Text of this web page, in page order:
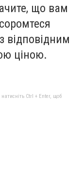
що вам
відповідним
ціною.
Ctrl + Enter, щоб